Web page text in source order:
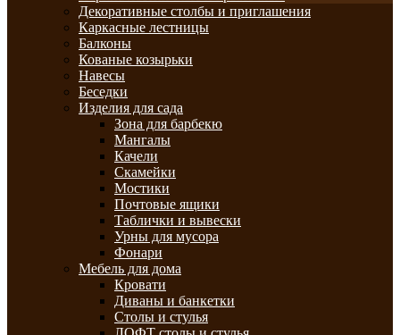
Декоративные столбы и приглашения
Каркасные лестницы
Балконы
Кованые козырьки
Навесы
Беседки
Изделия для сада
Зона для барбекю
Мангалы
Качели
Скамейки
Мостики
Почтовые ящики
Таблички и вывески
Урны для мусора
Фонари
Мебель для дома
Кровати
Диваны и банкетки
Столы и стулья